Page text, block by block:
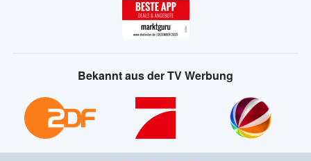
Bekannt aus der TV Werbung